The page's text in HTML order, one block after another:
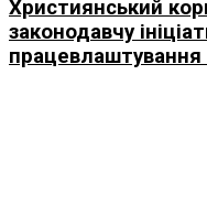
Християнський
законодавчу
працевлаштування